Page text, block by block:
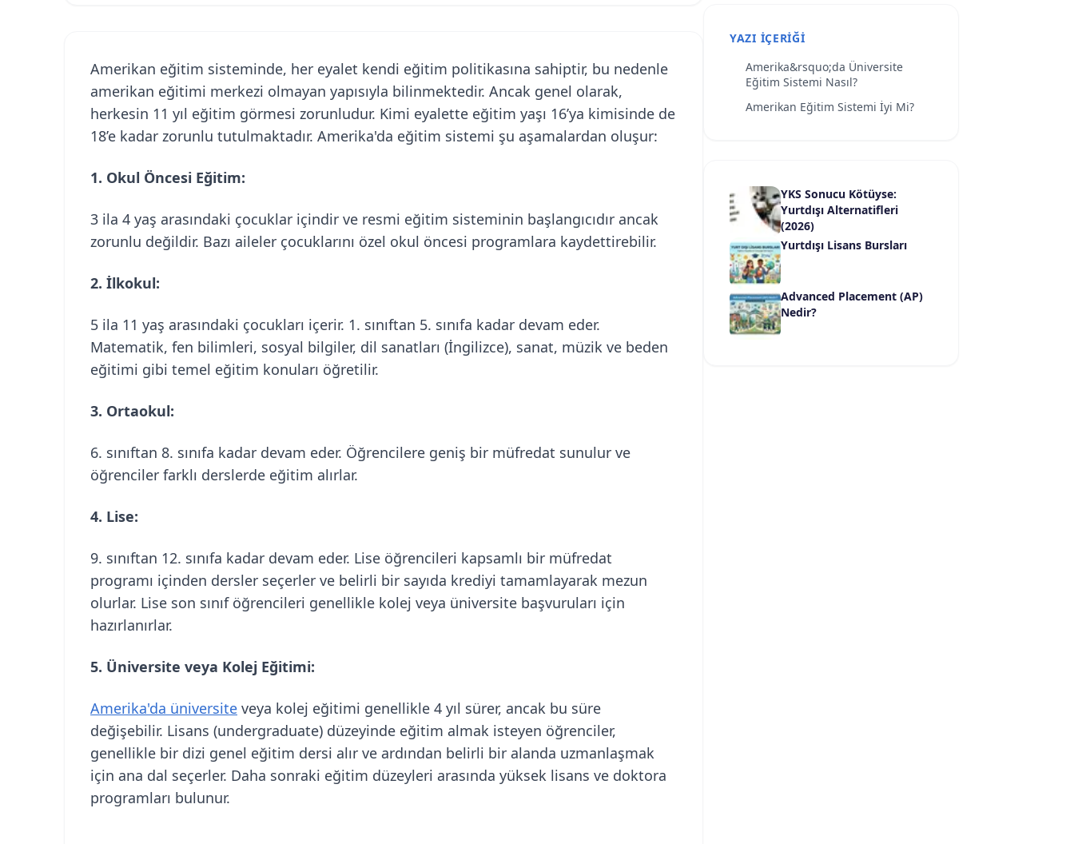
Amerikan eğitim sisteminde, her eyalet kendi eğitim politikasına sahiptir, bu nedenle
amerikan eğitimi merkezi olmayan yapısıyla bilinmektedir. Ancak genel olarak,
herkesin 11 yıl eğitim görmesi zorunludur. Kimi eyalette eğitim yaşı 16’ya kimisinde de
18’e kadar zorunlu tutulmaktadır. Amerika'da eğitim sistemi şu aşamalardan oluşur:
1. Okul Öncesi Eğitim:
3 ila 4 yaş arasındaki çocuklar içindir ve resmi eğitim sisteminin başlangıcıdır ancak
zorunlu değildir. Bazı aileler çocuklarını özel okul öncesi programlara kaydettirebilir.
2. İlkokul:
5 ila 11 yaş arasındaki çocukları içerir. 1. sınıftan 5. sınıfa kadar devam eder.
Matematik, fen bilimleri, sosyal bilgiler, dil sanatları (İngilizce), sanat, müzik ve beden
eğitimi gibi temel eğitim konuları öğretilir.
3. Ortaokul:
6. sınıftan 8. sınıfa kadar devam eder. Öğrencilere geniş bir müfredat sunulur ve
öğrenciler farklı derslerde eğitim alırlar.
4. Lise:
9. sınıftan 12. sınıfa kadar devam eder. Lise öğrencileri kapsamlı bir müfredat
programı içinden dersler seçerler ve belirli bir sayıda krediyi tamamlayarak mezun
olurlar. Lise son sınıf öğrencileri genellikle kolej veya üniversite başvuruları için
hazırlanırlar.
5. Üniversite veya Kolej Eğitimi:
Amerika'da üniversite veya kolej eğitimi genellikle 4 yıl sürer, ancak bu süre
değişebilir. Lisans (undergraduate) düzeyinde eğitim almak isteyen öğrenciler,
genellikle bir dizi genel eğitim dersi alır ve ardından belirli bir alanda uzmanlaşmak
için ana dal seçerler. Daha sonraki eğitim düzeyleri arasında yüksek lisans ve doktora
programları bulunur.
YAZI İÇERIĞI
Amerika&rsquo;da Üniversite
Eğitim Sistemi Nasıl?
Amerikan Eğitim Sistemi İyi Mi?
YKS Sonucu Kötüyse:
Yurtdışı Alternatifleri
(2026)
Yurtdışı Lisans Bursları
Advanced Placement (AP)
Nedir?